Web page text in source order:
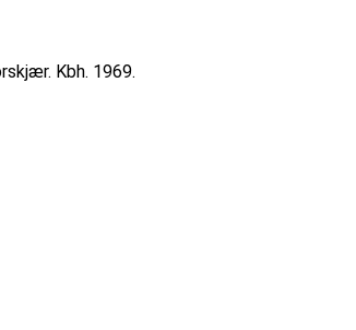
Kbh. 1969.